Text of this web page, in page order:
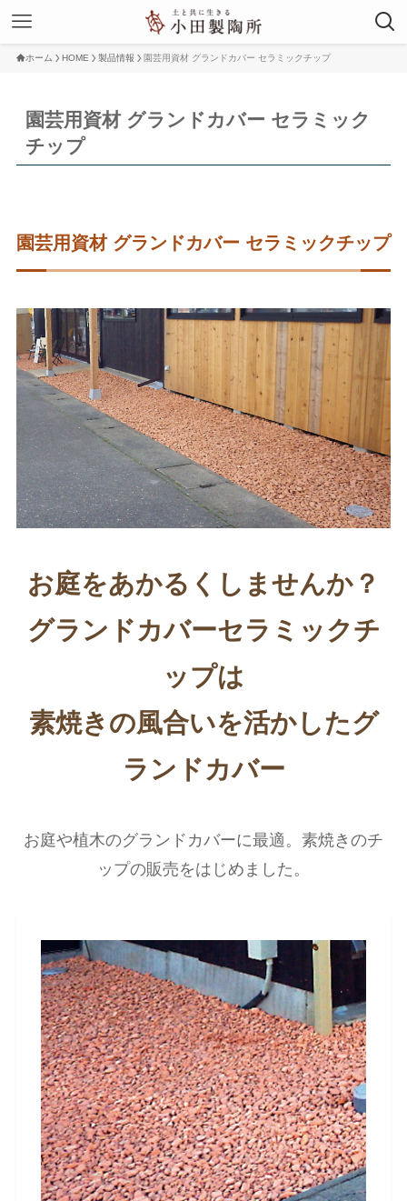
ホーム HOME 製品情報 園芸用資材 グランドカバー セラミックチップ
園芸用資材 グランドカバー セラミック
チップ
園芸用資材 グランドカバー セラミックチップ
お庭をあかるくしませんか？
グランドカバーセラミックチ
ップは
素焼きの風合いを活かしたグ
ランドカバー
お庭や植木のグランドカバーに最適。素焼きのチ
ップの販売をはじめました。